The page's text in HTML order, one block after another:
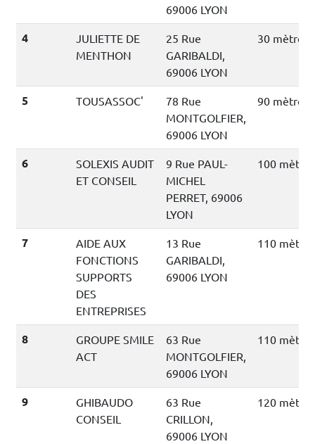
69006 LYON
4
JULIETTE DE
MENTHON
25 Rue
GARIBALDI,
69006 LYON
30 mètres
5 TOUSASSOC'
78 Rue
MONTGOLFIER,
69006 LYON
90 mètres
6
SOLEXIS AUDIT
ET CONSEIL
9 Rue PAUL-
MICHEL
PERRET, 69006
LYON
100 mètres
7
AIDE AUX
FONCTIONS
SUPPORTS
DES
ENTREPRISES
13 Rue
GARIBALDI,
69006 LYON
110 mètres
8
GROUPE SMILE
ACT
63 Rue
MONTGOLFIER,
69006 LYON
110 mètres
9
GHIBAUDO
CONSEIL
63 Rue
CRILLON,
69006 LYON
120 mètres